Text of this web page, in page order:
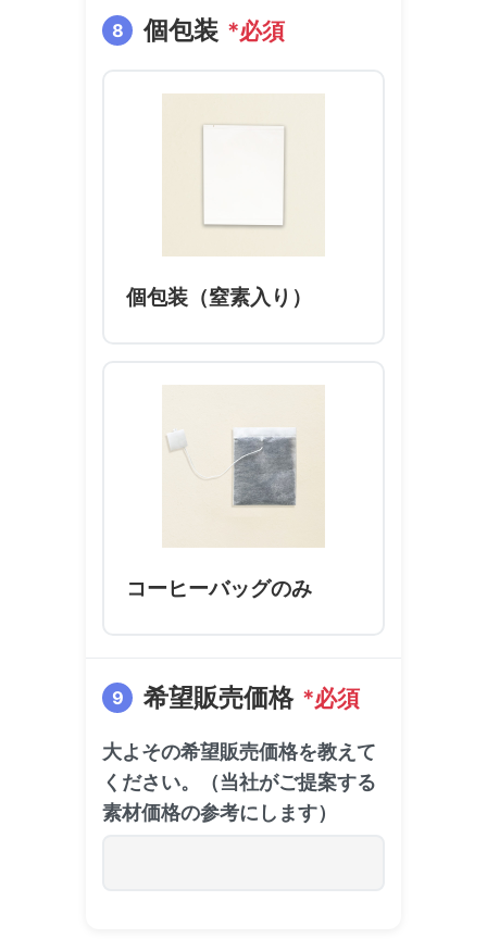
8 個包装 *必須
個包装（窒素入り）
コーヒーバッグのみ
9 希望販売価格 *必須
大よその希望販売価格を教えて
ください。（当社がご提案する
素材価格の参考にします）